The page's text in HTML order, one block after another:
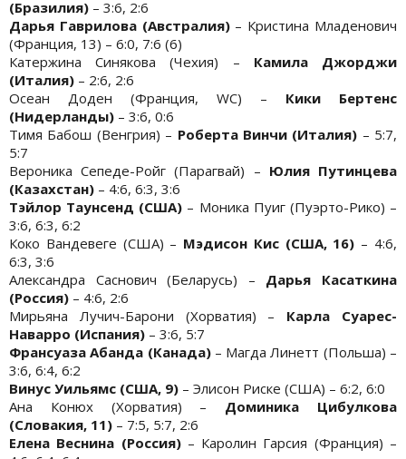
(Бразилия) – 3:6, 2:6
Дарья Гаврилова (Австралия)– Кристина Младенович
(Франция, 13) – 6:0, 7:6 (6)
Катержина Синякова (Чехия) – Камила Джорджи
(Италия) – 2:6, 2:6
Осеан Доден (Франция, WC) – Кики Бертенс
(Нидерланды) – 3:6, 0:6
Тимя Бабош (Венгрия) – Роберта Винчи (Италия) – 5:7,
5:7
Вероника Сепеде-Ройг (Парагвай) – Юлия Путинцева
(Казахстан) – 4:6, 6:3, 3:6
Тэйлор Таунсенд (США) – Моника Пуиг (Пуэрто-Рико) –
3:6, 6:3, 6:2
Коко Вандевеге (США) – Мэдисон Кис (США, 16) – 4:6,
6:3, 3:6
Александра Саснович (Беларусь) – Дарья Касаткина
(Россия) – 4:6, 2:6
Мирьяна Лучич-Барони (Хорватия) – Карла Суарес-
Наварро (Испания) – 3:6, 5:7
Франсуаза Абанда (Канада) – Магда Линетт (Польша) –
3:6, 6:4, 6:2
Винус Уильямс (США, 9) – Элисон Риске (США) – 6:2, 6:0
Ана Конюх (Хорватия) – Доминика Цибулкова
(Словакия, 11) – 7:5, 5:7, 2:6
Елена Веснина (Россия)– Каролин Гарсия (Франция) –